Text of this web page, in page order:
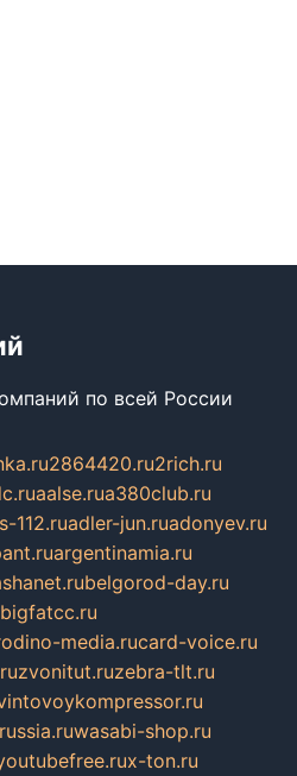
по всей России
2864420.ru2rich.ru
aalse.rua380club.ru
112.ruadler-jun.ruadonyev.ru
argentinamia.ru
belgorod-day.ru
bigfatcc.ru
media.rucard-voice.ru
zvonitut.ruzebra-tlt.ru
wasabi-shop.ru
x-ton.ru